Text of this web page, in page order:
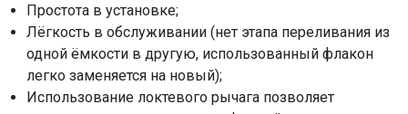
Простота в установке;
Лёгкость в обслуживании (нет этапа переливания из
одной ёмкости в другую, использованный флакон
легко заменяется на новый);
Использование локтевого рычага позволяет